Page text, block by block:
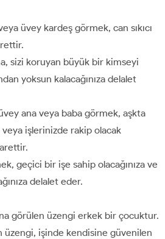
üvey kardeş görmek, can sıkıcı
sizi koruyan büyük bir kimseyi
yoksun kalacağınıza delalet
ana veya baba görmek, aşkta
veya işlerinizde rakip olacak
geçici bir işe sahip olacağınıza ve
delalet eder.
görülen üzengi erkek bir çocuktur.
üzengi, işinde kendisine güvenilen